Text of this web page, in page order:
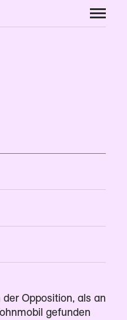
der Opposition, als an
gefunden